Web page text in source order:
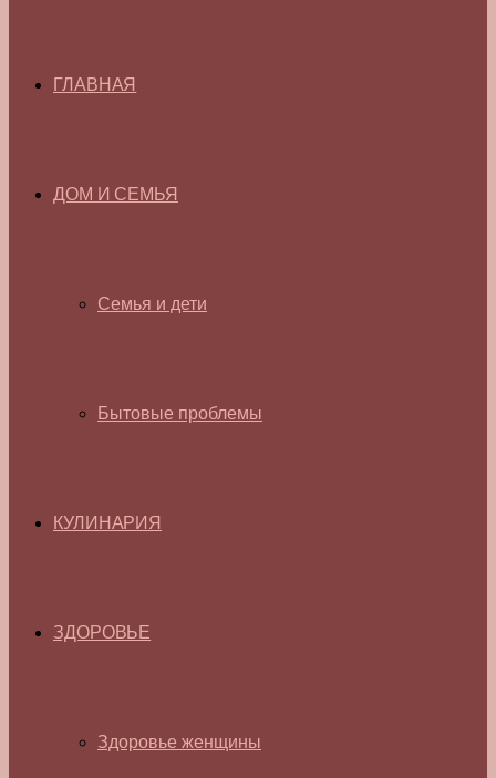
ГЛАВНАЯ
ДОМ И СЕМЬЯ
Семья и дети
Бытовые проблемы
КУЛИНАРИЯ
ЗДОРОВЬЕ
Здоровье женщины